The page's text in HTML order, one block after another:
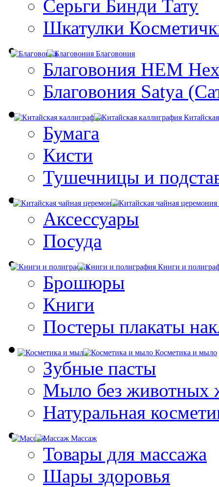
Серьги Бинди Тату
Шкатулки
Благовония
Благовония HEM
Благовония Satya
Бумага
Кисти
Тушечницы и
Аксессуары
Посуда
Книги и
Брошюры
Книги
Постеры плакаты
Косметика и мыло
Зубные пасты
Мыло без животных
Натуральная
Массаж
Товары для массажа
Шары здоровья